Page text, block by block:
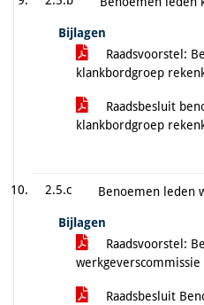
Bijlagen
Raadsvoorstel:
klankbordgroep
Raadsbesluit
klankbordgroep
2.5.c Benoemen leden
Bijlagen
Raadsvoorstel:
Raadsbesluit